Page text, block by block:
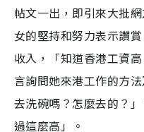
帖文一出，即引來大批
女的堅持和努力表示讚
收入，「知道香港工資
言詢問她來港工作的方
去洗碗嗎？怎麼去的？
過這麼高」。